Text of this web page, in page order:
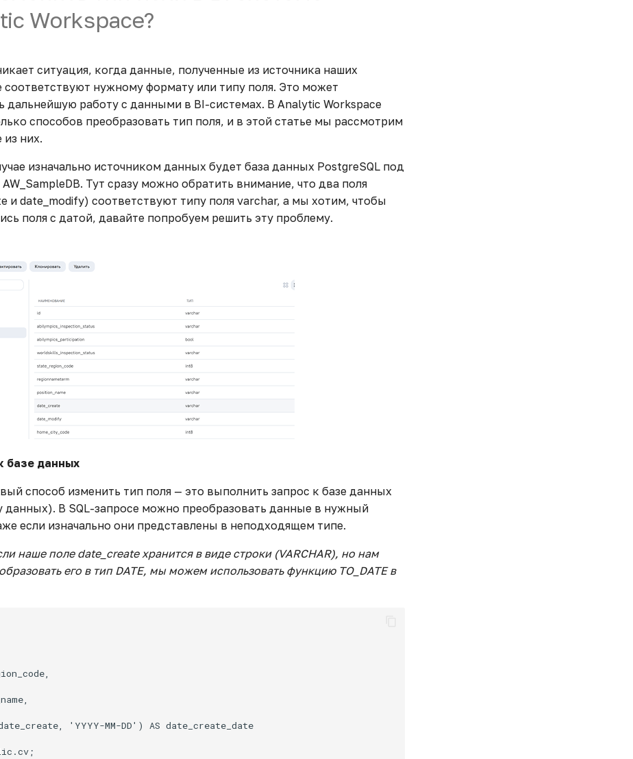
Workspace?
ситуация, когда данные, полученные из источника наших
соответствуют нужному формату или типу поля. Это может
дальнейшую работу с данными в BI-системах. В Analytic Workspace
способов преобразовать тип поля, и в этой статье мы рассмотрим
них.
изначально источником данных будет база данных PostgreSQL под
Тут сразу можно обратить внимание, что два поля
и date_modify) соответствуют типу поля varchar, а мы хотим, чтобы
поля с датой, давайте попробуем решить эту проблему.
базе данных
способ изменить тип поля — это выполнить запрос к базе данных
данных). В SQL-запросе можно преобразовать данные в нужный
если изначально они представлены в неподходящем типе.
наше поле date_create хранится в виде строки (VARCHAR), но нам
его в тип DATE, мы можем использовать функцию TO_DATE в
'YYYY-MM-DD') AS date_create_date